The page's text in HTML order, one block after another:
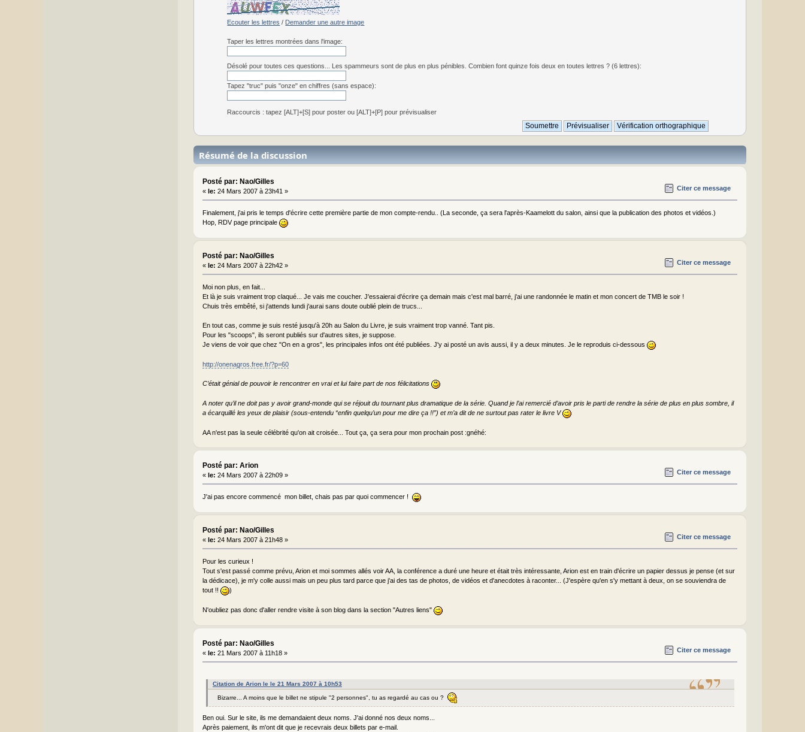
Ecouter les lettres / Demander une autre image
Taper les lettres montrées dans l'image:
Désolé pour toutes ces questions... Les spammeurs sont de plus en plus pénibles. Combien font quinze fois deux en toutes lettres ? (6 lettres):
Tapez "truc" puis "onze" en chiffres (sans espace):
Raccourcis : tapez [ALT]+[S] pour poster ou [ALT]+[P] pour prévisualiser
Résumé de la discussion
Posté par: Nao/Gilles
« le: 24 Mars 2007 à 23h41 » Citer ce message
Finalement, j'ai pris le temps d'écrire cette première partie de mon compte-rendu.. (La seconde, ça sera l'après-Kaamelott du salon, ainsi que la publication des photos et vidéos.)
Hop, RDV page principale
Posté par: Nao/Gilles
« le: 24 Mars 2007 à 22h42 » Citer ce message
Moi non plus, en fait...
Et là je suis vraiment trop claqué... Je vais me coucher. J'essaierai d'écrire ça demain mais c'est mal barré, j'ai une randonnée le matin et mon concert de TMB le soir !
Chuis très embêté, si j'attends lundi j'aurai sans doute oublié plein de trucs...
En tout cas, comme je suis resté jusqu'à 20h au Salon du Livre, je suis vraiment trop vanné. Tant pis.
Pour les "scoops", ils seront publiés sur d'autres sites, je suppose.
Je viens de voir que chez "On en a gros", les principales infos ont été publiées. J'y ai posté un avis aussi, il y a deux minutes. Je le reproduis ci-dessous
http://onenagros.free.fr/?p=60
C’était génial de pouvoir le rencontrer en vrai et lui faire part de nos félicitations
A noter qu’il ne doit pas y avoir grand-monde qui se réjouit du tournant plus dramatique de la série. Quand je l’ai remercié d’avoir pris le parti de rendre la série de plus en plus sombre, il
a écarquillé les yeux de plaisir (sous-entendu “enfin quelqu’un pour me dire ça !!”) et m’a dit de ne surtout pas rater le livre V
AA n'est pas la seule célébrité qu'on ait croisée... Tout ça, ça sera pour mon prochain post :gnéhé:
Posté par: Arion
« le: 24 Mars 2007 à 22h09 » Citer ce message
J'ai pas encore commencé mon billet, chais pas par quoi commencer !
Posté par: Nao/Gilles
« le: 24 Mars 2007 à 21h48 » Citer ce message
Pour les curieux !
Tout s'est passé comme prévu, Arion et moi sommes allés voir AA, la conférence a duré une heure et était très intéressante, Arion est en train d'écrire un papier dessus je pense (et sur
la dédicace), je m'y colle aussi mais un peu plus tard parce que j'ai des tas de photos, de vidéos et d'anecdotes à raconter... (J'espère qu'en s'y mettant à deux, on se souviendra de
tout !!
)
N'oubliez pas donc d'aller rendre visite à son blog dans la section "Autres liens"
Posté par: Nao/Gilles
« le: 21 Mars 2007 à 11h18 » Citer ce message
Citation de Arion le le 21 Mars 2007 à 10h53
Bizarre... A moins que le billet ne stipule "2 personnes", tu as regardé au cas ou ?
Ben oui. Sur le site, ils me demandaient deux noms. J'ai donné nos deux noms...
Après paiement, ils m'ont dit que je recevrais deux billets par e-mail.